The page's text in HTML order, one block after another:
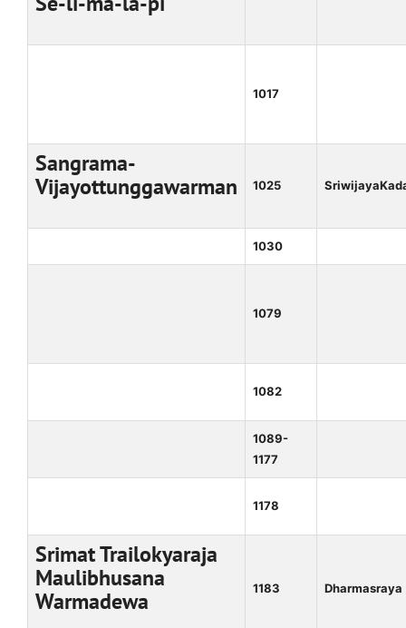
1017
Sangrama-
Vijayottunggawarman
1025
1030
1079
1082
1089-
1177
1178
Srimat Trailokyaraja
Maulibhusana
Warmadewa
1183 Dharmasraya